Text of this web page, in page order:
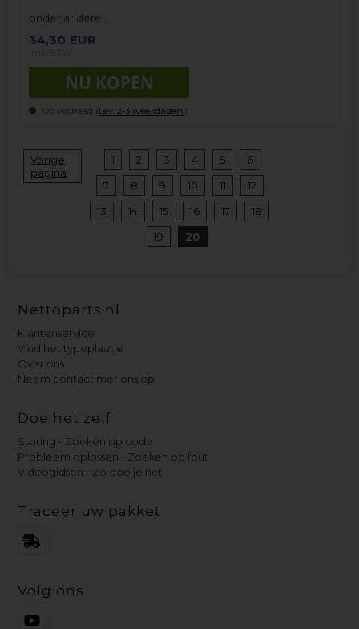
onder andere…
34,30 EUR
Op voorraad (Lev. 2-3 weekdagen. ).
Vorige
pagina
1 2 3 4 5
6
7
8 9 10 11
12
13
14 15 16 17
18
19
20
Nettoparts.nl
Klantenservice
Vind het typeplaatje
Over ons
Neem contact met ons op
Doe het zelf
Storing - Zoeken op code
Probleem oplossen - Zoeken op fout
Videogidsen - Zo doe je het
Traceer uw pakket
Volg ons